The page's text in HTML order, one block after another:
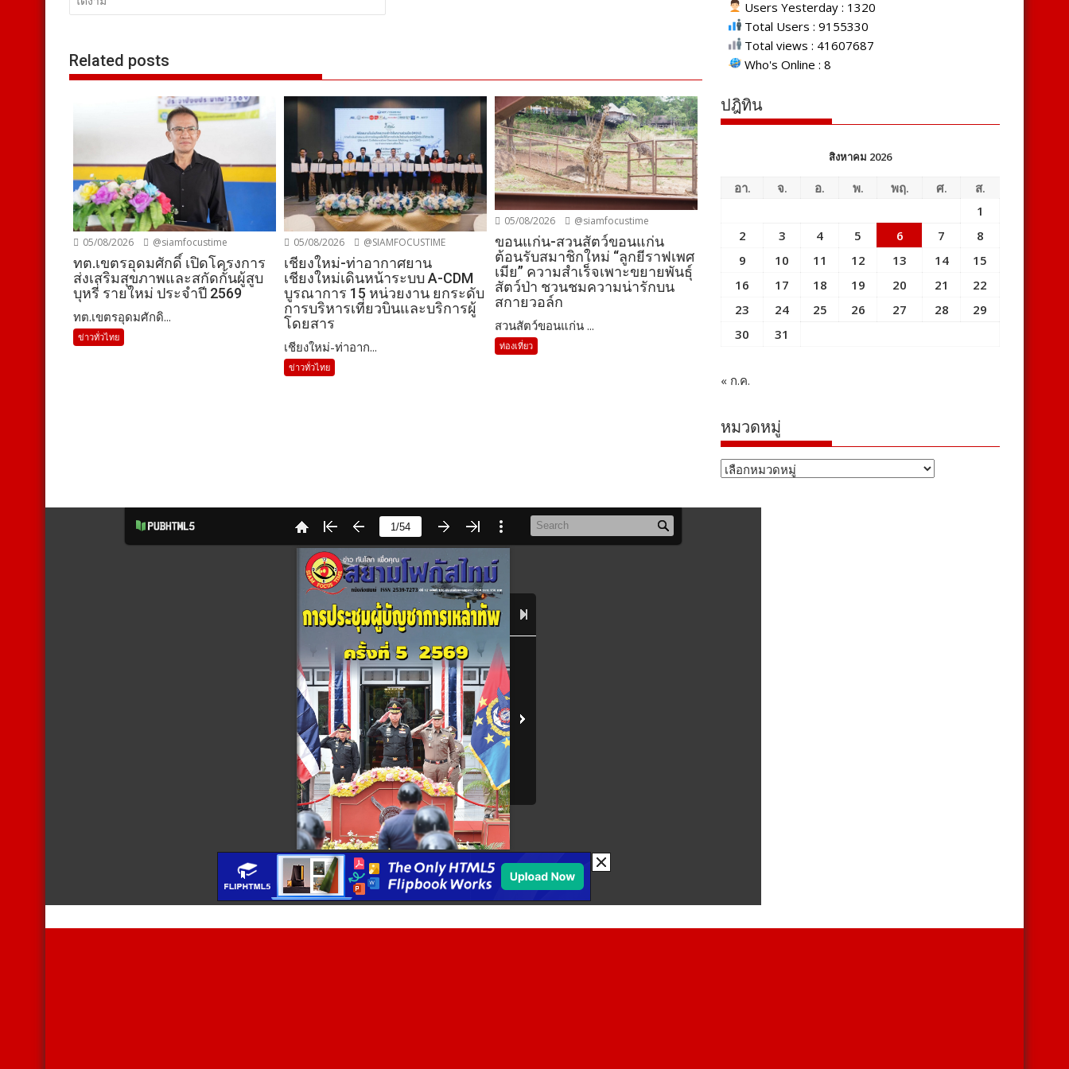
เรื่อง
Related posts
05/08/2026 @siamfocustime
ทต.เขตรอุดมศักดิ์ เปิดโครงการ
ส่งเสริมสุขภาพและสกัดกั้นผู้สูบ
บุหรี่ รายใหม่ ประจำปี 2569
ทต.เขตรอุดมศักดิ...
ข่าวทั่วไทย
05/08/2026 @SIAMFOCUSTIME
เชียงใหม่-ท่าอากาศยาน
เชียงใหม่เดินหน้าระบบ A-CDM
บูรณาการ 15 หน่วยงาน ยกระดับ
การบริหารเที่ยวบินและบริการผู้
โดยสาร
เชียงใหม่-ท่าอาก...
ข่าวทั่วไทย
05/08/2026 @siamfocustime
ขอนแก่น-สวนสัตว์ขอนแก่น
ต้อนรับสมาชิกใหม่ “ลูกยีราฟเพศ
เมีย” ความสำเร็จเพาะขยายพันธุ์
สัตว์ป่า ชวนชมความน่ารักบน
สกายวอล์ก
สวนสัตว์ขอนแก่น ...
ท่องเที่ยว
Users Yesterday : 1320
Total Users : 9155330
Total views : 41607687
Who's Online : 8
ปฎิทิน
สิงหาคม 2026
อา. จ. อ. พ. พฤ. ศ.
ส.
1
2
3 4 5 6 7
8
9
10 11 12 13 14
15
16
17 18 19 20 21
22
23
24 25 26 27 28
29
30
31
« ก.ค.
หมวดหมู่
หมวด